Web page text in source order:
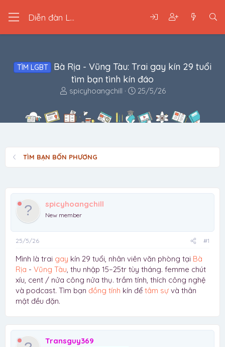
Diễn đàn LGBT
TÌM LGBT
Bà Rịa - Vũng Tàu: Trai gay kín 29 tuổi
tìm bạn tình kín đáo
B
t
đ
spicyhoangchill
N
y
25/5/26
TÌM BẠN BỐN PHƯƠNG
spicyhoangchill
New member
25/5/26 #1
Mình là trai gay kín 29 tuổi, nhân viên văn phòng tại Bà
Rịa - Vũng Tàu, thu nhập 15–25tr tùy tháng. femme chút
xíu, cent / nửa công nửa thụ. trầm tính, thích công nghệ
và podcast. Tìm bạn đồng tính kín để tâm sự và thân
mật đều đặn.
Transguy369